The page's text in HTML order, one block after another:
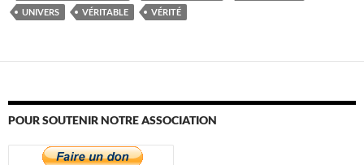
UNIVERS
VÉRITABLE VÉRITÉ
POUR SOUTENIR NOTRE ASSOCIATION